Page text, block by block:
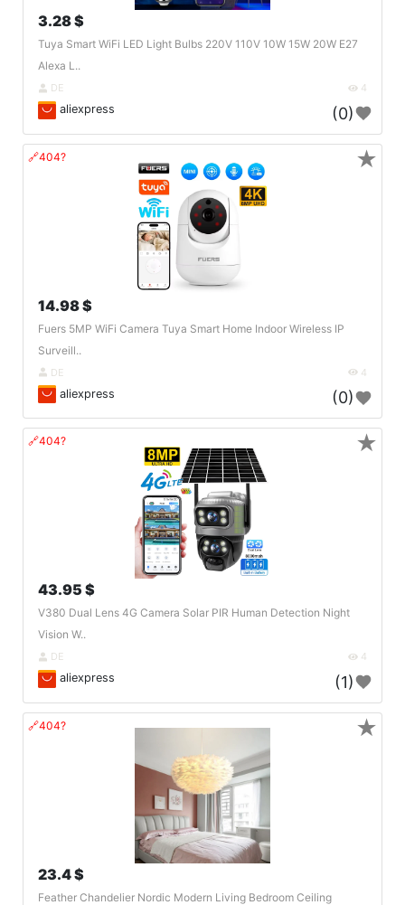
3.28 $
Tuya Smart WiFi LED Light Bulbs 220V 110V 10W 15W 20W E27
Alexa L..
DE 4
aliexpress (0)
🔗404?
14.98 $
Fuers 5MP WiFi Camera Tuya Smart Home Indoor Wireless IP
Surveill..
DE 4
aliexpress (0)
★
🔗404?
43.95 $
V380 Dual Lens 4G Camera Solar PIR Human Detection Night
Vision W..
DE 4
aliexpress (1)
★
🔗404?
23.4 $
Feather Chandelier Nordic Modern Living Bedroom Ceiling
★